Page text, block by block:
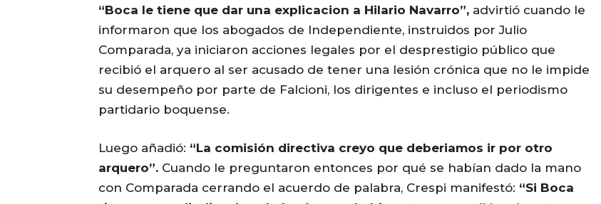
“Boca le tiene que dar una explicacion a Hilario Navarro”, advirtió cuando le
informaron que los abogados de Independiente, instruidos por Julio
Comparada, ya iniciaron acciones legales por el desprestigio público que
recibió el arquero al ser acusado de tener una lesión crónica que no le impide
su desempeño por parte de Falcioni, los dirigentes e incluso el periodismo
partidario boquense.
Luego añadió: “La comisión directiva creyo que deberiamos ir por otro
arquero”. Cuando le preguntaron entonces por qué se habían dado la mano
con Comparada cerrando el acuerdo de palabra, Crespi manifestó: “Si Boca